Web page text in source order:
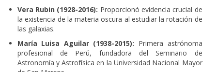
Vera Rubin (1928-2016): Proporcionó evidencia crucial de
la existencia de la materia oscura al estudiar la rotación de
las galaxias.
María Luisa Aguilar (1938-2015): Primera astrónoma
profesional de Perú, fundadora del Seminario de
Astronomía y Astrofísica en la Universidad Nacional Mayor